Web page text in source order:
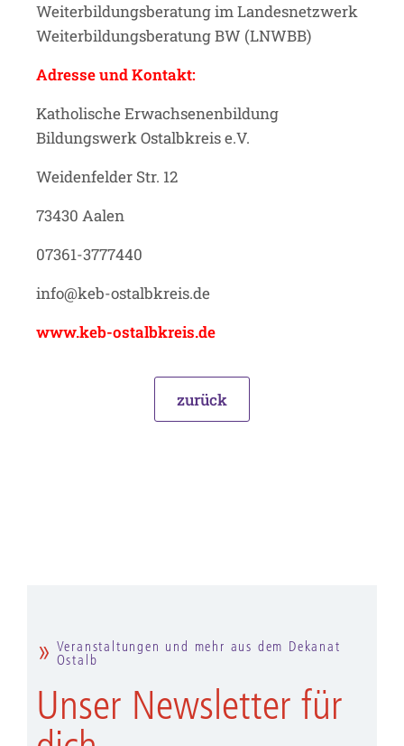
Weiterbildungsberatung im Landesnetzwerk
Weiterbildungsberatung BW (LNWBB)
Adresse und Kontakt:
Katholische Erwachsenenbildung
Bildungswerk Ostalbkreis e.V.
Weidenfelder Str. 12
73430 Aalen
07361-3777440
info@keb-ostalbkreis.de
www.keb-ostalbkreis.de
zurück
Veranstaltungen und mehr aus dem Dekanat
Ostalb
Unser Newsletter für